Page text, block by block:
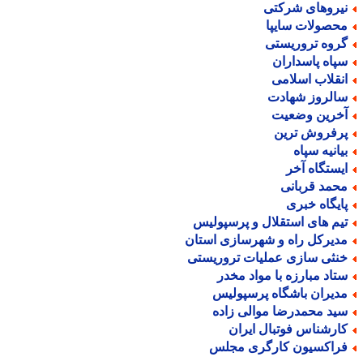
شرکتی
سایپا
تروریستی
پاسداران
اسلامی
شهادت
وضعیت
ترین
سپاه
آخر
قربانی
خبری
های استقلال و پرسپولیس
راه و شهرسازی استان
سازی عملیات تروریستی
مبارزه با مواد مخدر
باشگاه پرسپولیس
محمدرضا موالی زاده
فوتبال ایران
کارگری مجلس